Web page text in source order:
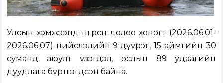
Улсын хэмжээнд өнгөрсөн долоо хоногт (2026.06.01-
2026.06.07) нийслэлийн 9 дүүрэг, 15 аймгийн 30
суманд аюулт үзэгдэл, ослын 89 удаагийн
дуудлага бүртгэгдсэн байна.